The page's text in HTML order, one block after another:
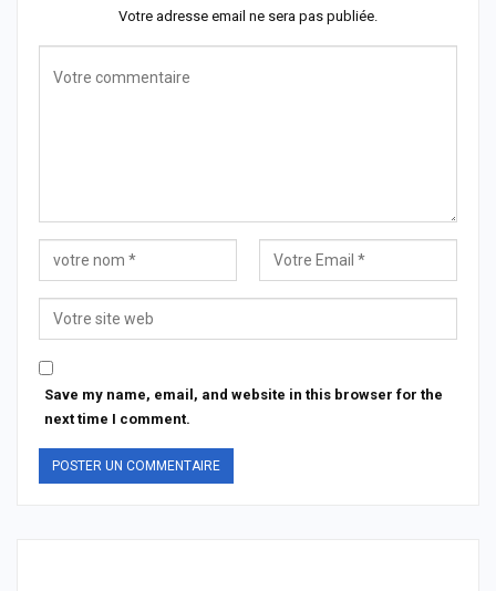
Votre adresse email ne sera pas publiée.
Save my name, email, and website in this browser for the
next time I comment.